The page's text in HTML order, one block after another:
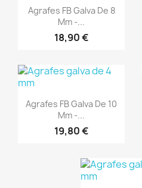
Aperçu rapide
Agrafes FB Galva De 8
Mm -...
18,90 €
Aperçu rapide
Agrafes FB Galva De 10
Mm -...
19,80 €